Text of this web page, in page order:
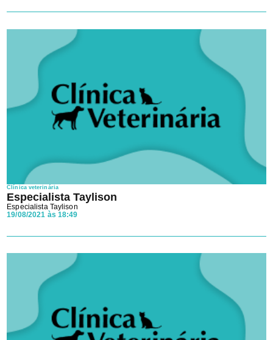
Clínica veterinária
Especialista Taylison
Especialista Taylison
19/08/2021 às 18:49